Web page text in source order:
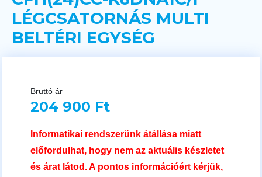
LÉGCSATORNÁS MULTI
BELTÉRI EGYSÉG
Bruttó ár
204 900 Ft
Informatikai rendszerünk átállása miatt
előfordulhat, hogy nem az aktuális készletet
és árat látod. A pontos információért kérjük,